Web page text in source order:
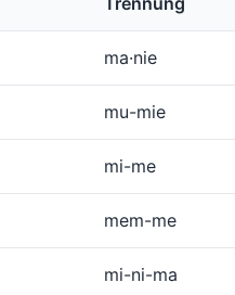
ma·nie
mu-mie
mi-me
mem-me
mi-ni-ma